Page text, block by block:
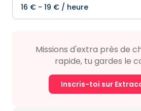
16 € - 19 € / heure
Missions d'extra près de
rapide, tu gardes le
Inscris-toi sur